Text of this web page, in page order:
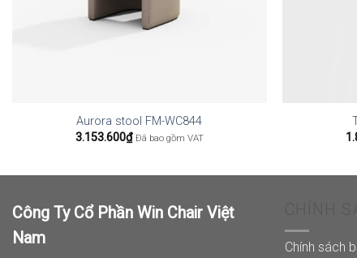
Aurora stool FM-WC844
3.153.600₫ Đã bao gồm VAT
Công Ty Cổ Phần Win Chair Việt
Nam
Chính sách